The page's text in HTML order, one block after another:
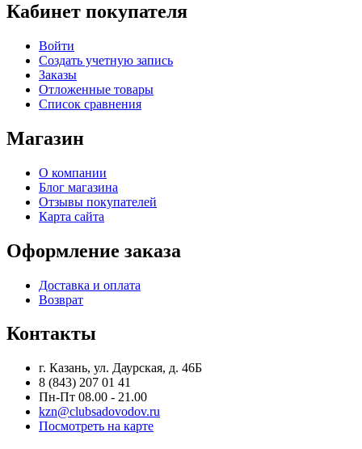
Кабинет покупателя
Войти
Создать учетную запись
Заказы
Отложенные товары
Список сравнения
Магазин
О компании
Блог магазина
Отзывы покупателей
Карта сайта
Оформление заказа
Доставка и оплата
Возврат
Контакты
г. Казань, ул. Даурская, д. 46Б
8 (843) 207 01 41
Пн-Пт 08.00 - 21.00
kzn@clubsadovodov.ru
Посмотреть на карте